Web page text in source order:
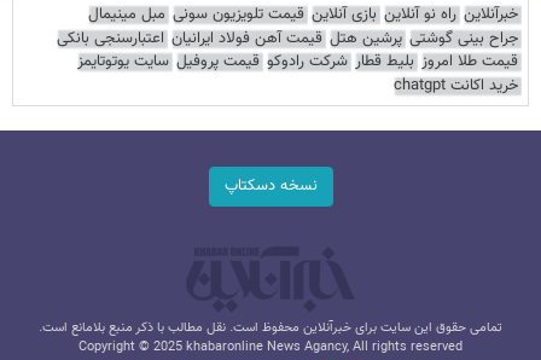
خبرآنلاین راه نو آنلاین بازی آنلاین قیمت تلویزیون سونی مبل مینیمال
جراح بینی گوشتی پرشین هتل قیمت آهن فولاد ایرانیان اعتبارسنجی بانکی
قیمت طلا امروز بلیط قطار شرکت رادوکو قیمت پروفیل سایت یوتوتایمز
خرید اکانت chatgpt
نسخه دسکتاپ
تمامی حقوق این سایت برای خبرآنلاین محفوظ است. نقل مطالب با ذکر منبع بلامانع است.
Copyright © 2025 khabaronline News Agancy, All rights reserved